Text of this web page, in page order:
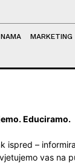
MARKETING
Educiramo.
ispred –
vas na